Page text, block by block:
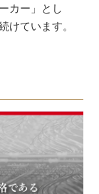
カー」とし
けています。